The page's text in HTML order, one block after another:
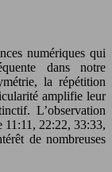
numériques qui
dans notre
la répétition
amplifie leur
L’observation
11:11, 22:22, 33:33,
de nombreuses